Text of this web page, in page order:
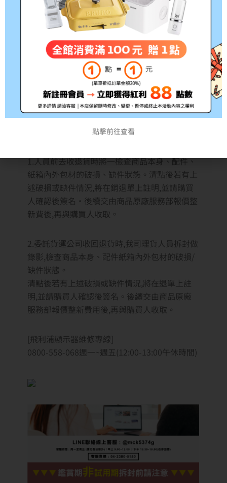
※提醒您本商品拆箱過程請自行全程錄影，
外箱如有明顯凹損請拒收。以確保自身權益。
電視商品安裝後.除新品瑕疵外恕不接受退貨若
執意退貨將收取整新用。除了商品本身瑕疵、故
障的因素之外.其原因退貨必酌整新費用如退貨,
請保持箱材內外及商品狀況完好.請勿在箱上用
筆劃記、寫字等。
收取整新費用方法如下:
1.人員前去收退貨時將一檢查商品本身、配件、
紙箱內外包材的破損、缺件狀態。清點後若有上
述破損或缺件情況,將在銷退單上註明,並請購買
人確認後簽名·後續交由商品原廠服務部報價整
新費後,再與購買人收取。
2.委託貨運公司收回退貨時,我司理貨人員拆封做
錄影,檢查商品本身、配件紙箱內外包材的破損/
缺件狀態。
清點後若有上述破損或缺件情況,將在退單上註
明,並請購買人確認後簽名。後續交由商品原廠
服務部報價整新費用後,再與購買人收取。
[飛利浦顯示器維修專線]
0800-558-068週一~週五(12:00-13:00午休時間)
點擊前往查看